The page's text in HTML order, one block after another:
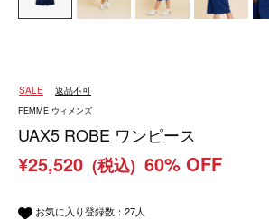
SALE 返品不可
FEMME ウィメンズ
UAX5 ROBE ワンピース
¥25,520 (税込) 60% OFF
お気に入り登録数： 27人